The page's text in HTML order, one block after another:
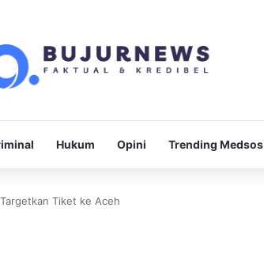
Hukum Opini Trending Medsos
Tiket ke Aceh